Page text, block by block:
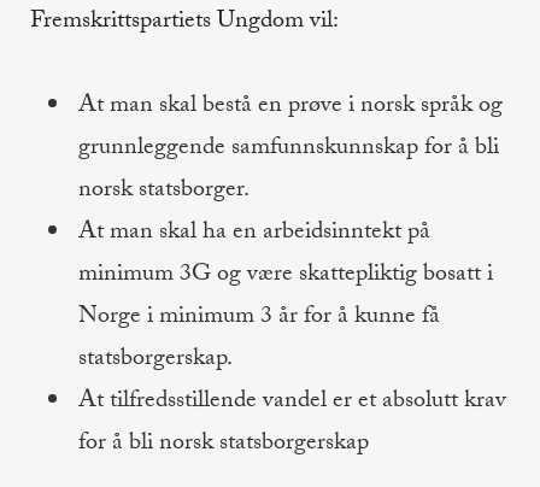
Fremskrittspartiets Ungdom vil:
At man skal bestå en prøve i norsk språk og
grunnleggende samfunnskunnskap for å bli
norsk statsborger.
At man skal ha en arbeidsinntekt på
minimum 3G og være skattepliktig bosatt i
Norge i minimum 3 år for å kunne få
statsborgerskap.
At tilfredsstillende vandel er et absolutt krav
for å bli norsk statsborgerskap